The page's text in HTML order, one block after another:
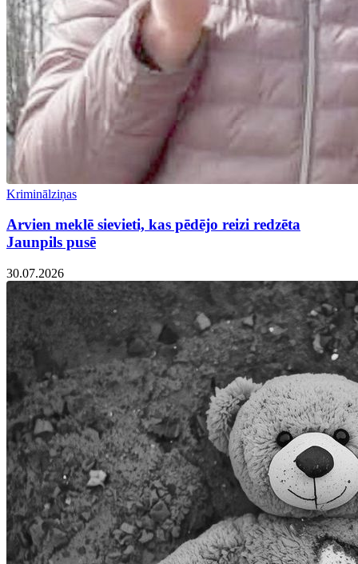
Kriminālziņas
Arvien meklē sievieti, kas pēdējo reizi redzēta
Jaunpils pusē
30.07.2026